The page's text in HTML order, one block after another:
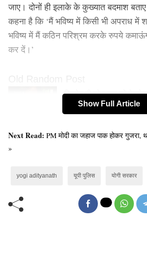
जाए। दोनों ही इलाके के कुख्यात बदमाश
कहना है कि ‘मैं भविष्य में किसी भी अपराध में
भविष्य में मैं कठिन परिश्रम करके रुपये
कर दें।’
सिगरेट पी रहे शख्स को पेट्रोल
सिखाया सबक जो जिंदगी भर
Show Full Article
Next Read: PM मोदी का जहाज पाक होकर गुजरा,
»
yogi adityanath यूपी पुलिस योगी सरकार